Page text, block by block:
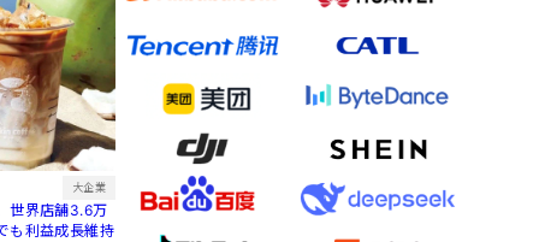
大企業
世界店舗3.6万
も利益成長維持